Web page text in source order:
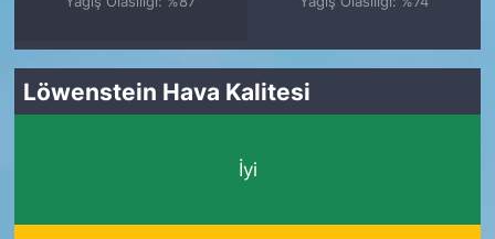
Löwenstein Hava Kalitesi
İyi